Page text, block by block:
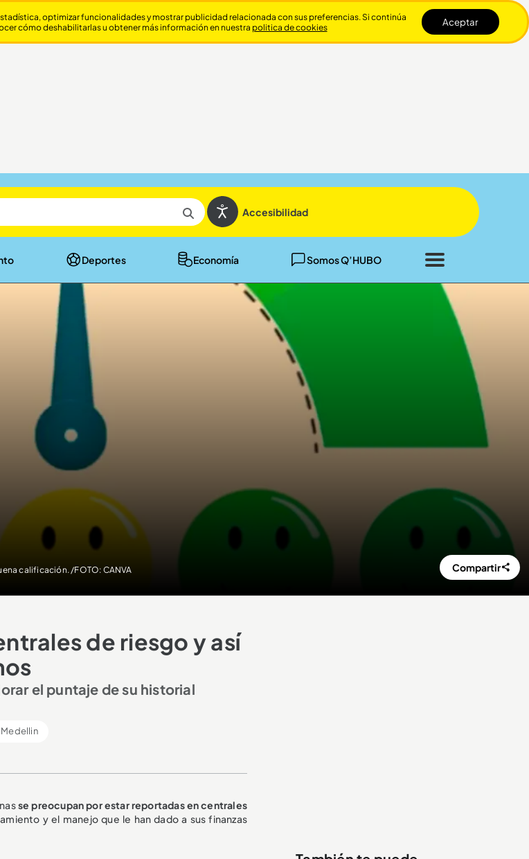
Accesibilidad
Deportes Economía Somos Q’HUBO
Cerrar
calificación. /FOTO: CANVA Compartir
de riesgo y así
el puntaje de su historial
se preocupan por estar reportadas en centrales
y el manejo que le han dado a sus finanzas
optimizar funcionalidades y mostrar publicidad relacionada con sus preferencias. Si continúa
cómo deshabilitarlas u obtener más información en nuestra politica de cookies Aceptar